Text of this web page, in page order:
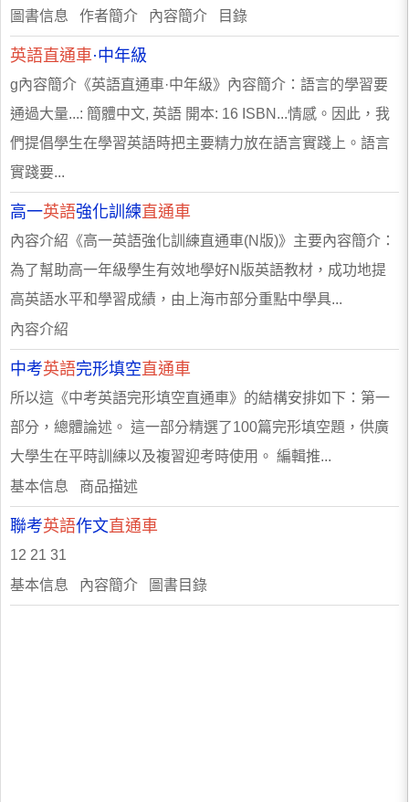
圖書信息 作者簡介 內容簡介 目錄
英語直通車·中年級
g內容簡介《英語直通車·中年級》內容簡介：語言的學習要
通過大量...: 簡體中文, 英語 開本: 16 ISBN...情感。因此，我
們提倡學生在學習英語時把主要精力放在語言實踐上。語言
實踐要...
高一英語強化訓練直通車
內容介紹《高一英語強化訓練直通車(N版)》主要內容簡介：
為了幫助高一年級學生有效地學好N版英語教材，成功地提
高英語水平和學習成績，由上海市部分重點中學具...
內容介紹
中考英語完形填空直通車
所以這《中考英語完形填空直通車》的結構安排如下：第一
部分，總體論述。 這一部分精選了100篇完形填空題，供廣
大學生在平時訓練以及複習迎考時使用。 編輯推...
基本信息 商品描述
聯考英語作文直通車
12 21 31
基本信息 內容簡介 圖書目錄